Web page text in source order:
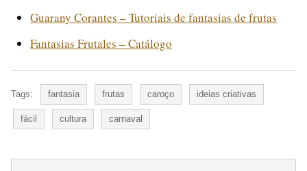
Guarany Corantes – Tutoriais de fantasias de frutas
Fantasias Frutales – Catálogo
Tags: fantasia frutas caroço ideias criativas
fácil cultura carnaval